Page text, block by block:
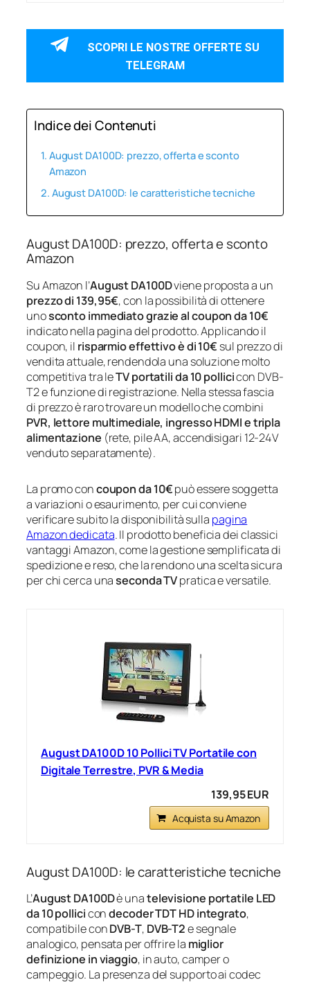
SCOPRI LE NOSTRE OFFERTE SU
TELEGRAM
Indice dei Contenuti
August DA100D: prezzo, offerta e sconto
Amazon
August DA100D: le caratteristiche tecniche
August DA100D: prezzo, offerta e sconto
Amazon
Su Amazon l’August DA100Dviene proposta a un
prezzo di 139,95€, con la possibilità di ottenere
unosconto immediato grazie al coupon da 10€
indicato nella pagina del prodotto. Applicando il
coupon, il risparmio effettivo è di 10€ sul prezzo di
vendita attuale, rendendola una soluzione molto
competitiva tra leTV portatili da 10 pollicicon DVB-
T2 e funzione di registrazione. Nella stessa fascia
di prezzo è raro trovare un modello che combini
PVR, lettore multimediale, ingresso HDMI e tripla
alimentazione (rete, pile AA, accendisigari 12-24V
venduto separatamente).
La promo concoupon da 10€può essere soggetta
a variazioni o esaurimento, per cui conviene
verificare subito la disponibilità sulla pagina
Amazon dedicata. Il prodotto beneficia dei classici
vantaggi Amazon, come la gestione semplificata di
spedizione e reso, che la rendono una scelta sicura
per chi cerca unaseconda TVpratica e versatile.
August DA100D 10 Pollici TV Portatile con
Digitale Terrestre, PVR & Media
139,95 EUR
Acquista su Amazon
August DA100D: le caratteristiche tecniche
L’August DA100Dè unatelevisione portatile LED
da 10 pollicicondecoder TDT HD integrato,
compatibile conDVB-T, DVB-T2e segnale
analogico, pensata per offrire la miglior
definizione in viaggio, in auto, camper o
campeggio. La presenza del supporto ai codec